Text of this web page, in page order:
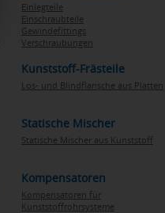
Einlegteile
Einschraubteile
Gewindefittings
Verschraubungen
Kunststoff-Frästeile
Los- und Blindflansche aus Platten
Statische Mischer
Statische Mischer aus Kunststoff
Kompensatoren
Kompensatoren für
Kunststoffrohrsysteme